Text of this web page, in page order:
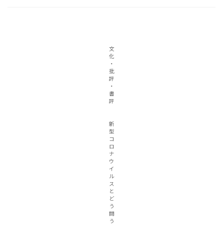
文
化
・
批
評
・
書
評
新
型
コ
ロ
ナ
ウ
イ
ル
ス
と
ど
う
闘
う